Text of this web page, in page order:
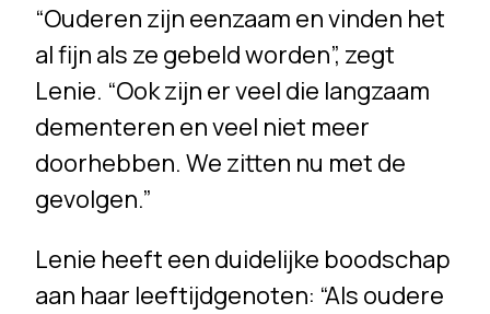
“Ouderen zijn eenzaam en vinden het
al fijn als ze gebeld worden”, zegt
Lenie. “Ook zijn er veel die langzaam
dementeren en veel niet meer
doorhebben. We zitten nu met de
gevolgen.”
Lenie heeft een duidelijke boodschap
aan haar leeftijdgenoten: “Als oudere